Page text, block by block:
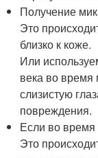
Получение
Это
близко к коже.
Или
века во время
слизистую
повреждения.
Если во время
Это